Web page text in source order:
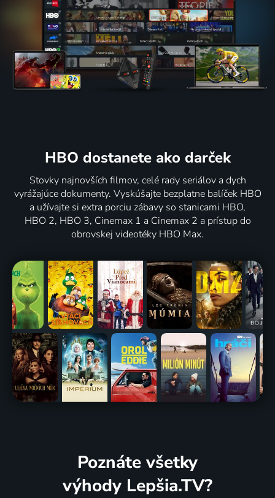
HBO dostanete ako darček
Stovky najnovších filmov, celé rady seriálov a dych
vyrážajúce dokumenty. Vyskúšajte bezplatne balíček HBO
a užívajte si extra porciu zábavy so stanicami HBO,
HBO 2, HBO 3, Cinemax 1 a Cinemax 2 a prístup do
obrovskej videotéky HBO Max.
Poznáte všetky
výhody Lepšia.TV?